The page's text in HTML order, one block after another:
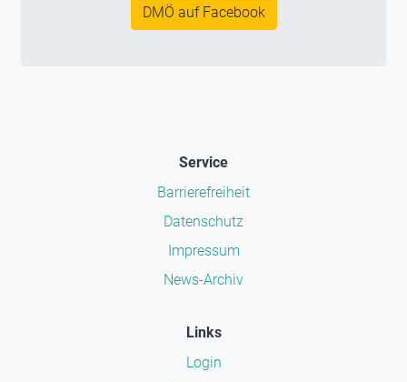
DMÖ auf Facebook
Service
Barrierefreiheit
Datenschutz
Impressum
News-Archiv
Links
Login